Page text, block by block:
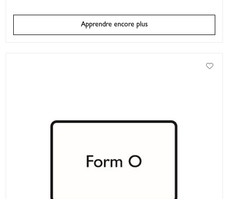
Apprendre encore plus